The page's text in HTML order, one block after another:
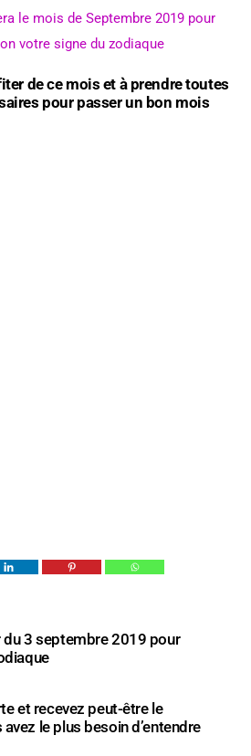
le mois de Septembre 2019 pour
votre signe du zodiaque
de ce mois et à prendre toutes
pour passer un bon mois
3 septembre 2019 pour
et recevez peut-être le
le plus besoin d’entendre